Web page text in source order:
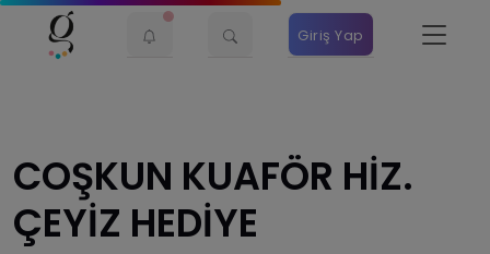
Giriş Yap
COŞKUN KUAFÖR HİZ.
ÇEYİZ HEDİYE